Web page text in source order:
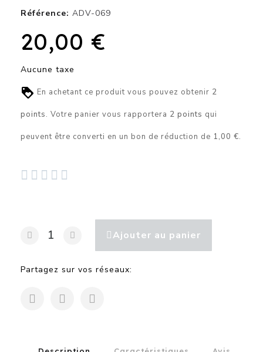
Référence ADV-069
20,00 €
Aucune taxe
En achetant ce produit vous pouvez obtenir 2
points. Votre panier vous rapportera 2 points qui
peuvent être converti en un bon de réduction de 1,00 €.
    
Ajouter au panier
Partagez sur vos réseaux: